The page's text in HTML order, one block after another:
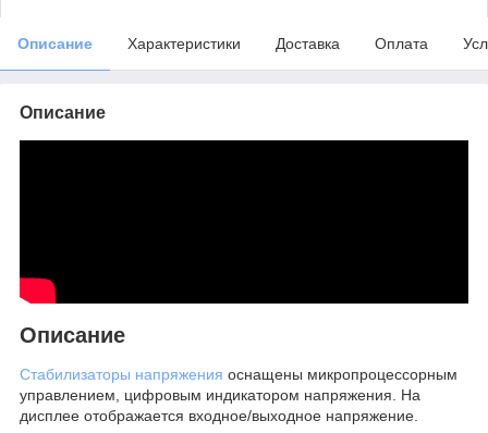
Описание Характеристики Доставка Оплата
Описание
Описание
Стабилизаторы напряжения оснащены микропроцессорным
управлением, цифровым индикатором напряжения. На
дисплее отображается входное/выходное напряжение.